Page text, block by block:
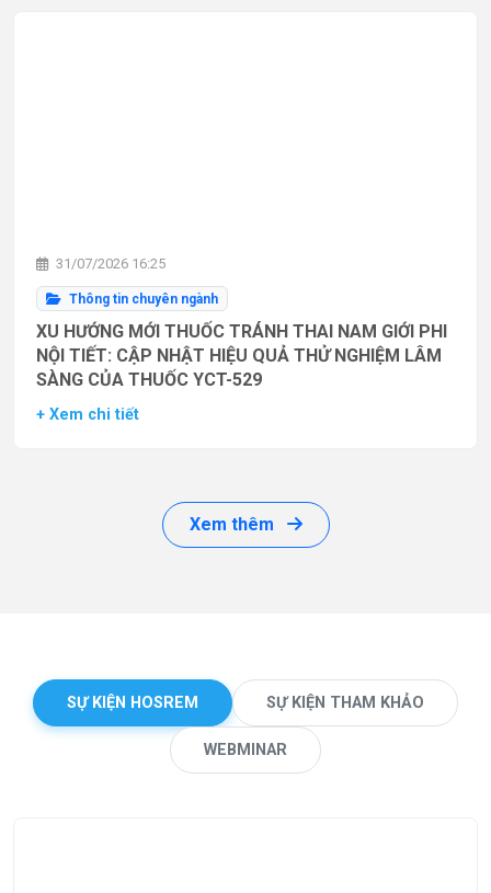
31/07/2026 16:25
Thông tin chuyên ngành
XU HƯỚNG MỚI THUỐC TRÁNH THAI NAM GIỚI PHI
NỘI TIẾT: CẬP NHẬT HIỆU QUẢ THỬ NGHIỆM LÂM
SÀNG CỦA THUỐC YCT-529
+ Xem chi tiết
Xem thêm
SỰ KIỆN HOSREM SỰ KIỆN THAM KHẢO
WEBMINAR